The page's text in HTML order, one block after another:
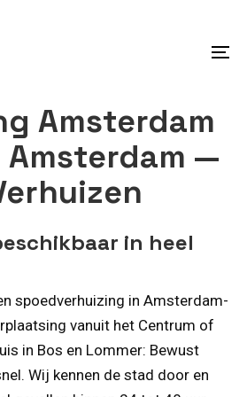
Amsterdam
Amsterdam —
in heel
spoedverhuizing in Amsterdam-
vanuit het Centrum of
in Bos en Lommer: Bewust
Wij kennen de stad door en